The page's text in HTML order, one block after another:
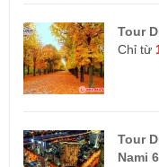
Tour
Chỉ từ
Tour
Nami